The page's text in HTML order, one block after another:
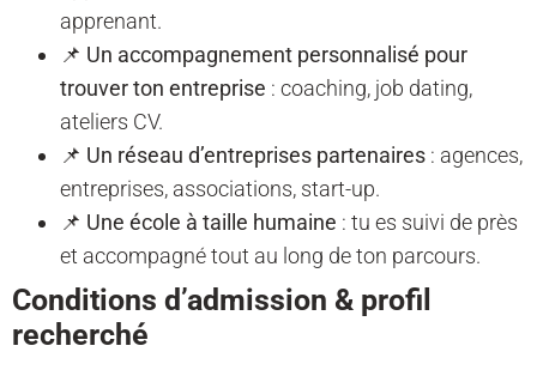
apprenant.
📌 Un accompagnement personnalisé pour
trouver ton entreprise : coaching, job dating,
ateliers CV.
📌 Un réseau d’entreprises partenaires : agences,
entreprises, associations, start-up.
📌 Une école à taille humaine : tu es suivi de près
et accompagné tout au long de ton parcours.
Conditions d’admission & profil
recherché